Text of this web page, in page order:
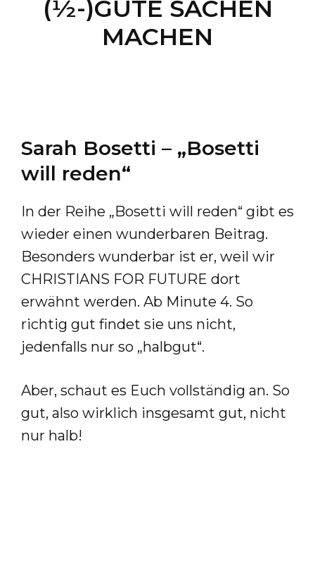
(½-)GUTE SACHEN
MACHEN
Sarah Bosetti – „Bosetti
will reden“
In der Reihe „Bosetti will reden“ gibt es
wieder einen wunderbaren Beitrag.
Besonders wunderbar ist er, weil wir
CHRISTIANS FOR FUTURE dort
erwähnt werden. Ab Minute 4. So
richtig gut findet sie uns nicht,
jedenfalls nur so „halbgut“.
Aber, schaut es Euch vollständig an. So
gut, also wirklich insgesamt gut, nicht
nur halb!